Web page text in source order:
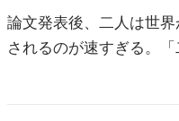
論文発表後、二人は世
されるのが速すぎる。